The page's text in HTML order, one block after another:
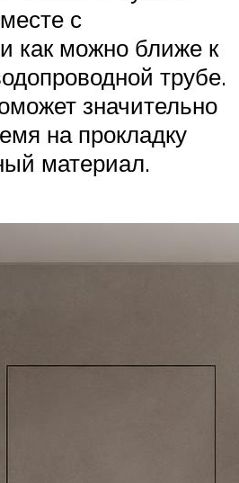
с
как можно ближе к
трубе.
значительно
на прокладку
материал.